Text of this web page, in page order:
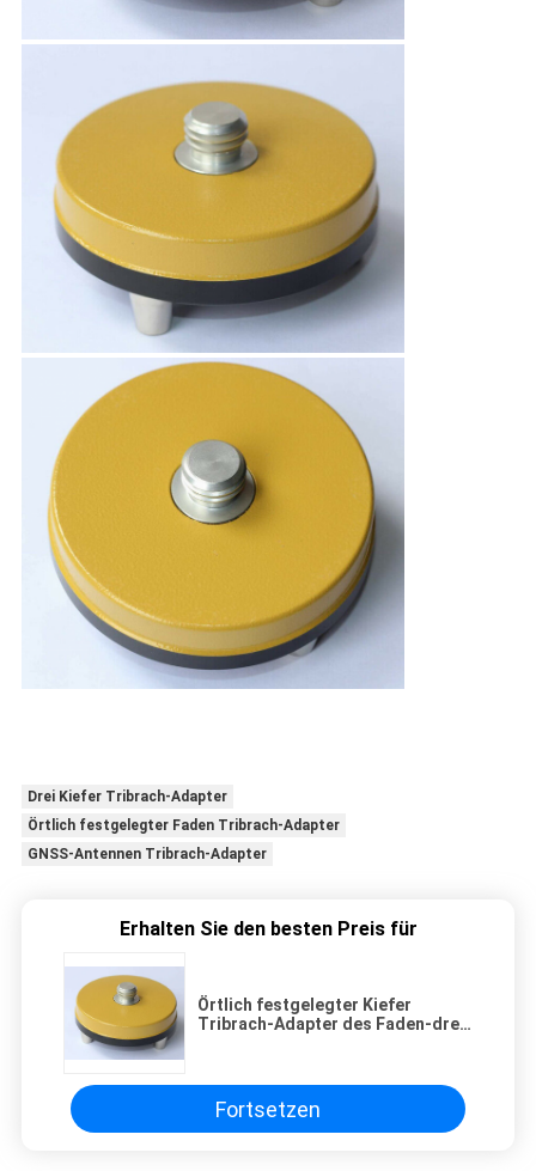
Drei Kiefer Tribrach-Adapter
Örtlich festgelegter Faden Tribrach-Adapter
GNSS-Antennen Tribrach-Adapter
Erhalten Sie den besten Preis für
Örtlich festgelegter Kiefer
Tribrach-Adapter des Faden-drei
Fortsetzen